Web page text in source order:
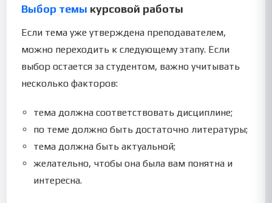
Выбор темы курсовой работы
Если тема уже утверждена преподавателем,
можно переходить к следующему этапу. Если
выбор остается за студентом, важно учитывать
несколько факторов:
тема должна соответствовать дисциплине;
по теме должно быть достаточно литературы;
тема должна быть актуальной;
желательно, чтобы она была вам понятна и
интересна.